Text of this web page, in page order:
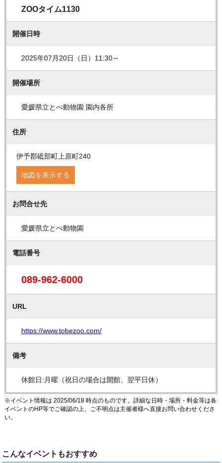
ZOOタイム1130
開催日時
2025年07月20日（日）11:30～
開催場所
愛媛県立とべ動物園 園内各所
住所
伊予郡砥部町上原町240
地図を表示する
お問合せ先
愛媛県立とべ動物園
電話番号
089-962-6000
URL
https://www.tobezoo.com/
備考
休館日:月曜（祝日の場合は開館、翌平日休）
※イベント情報は 2025/06/18 時点のものです。詳細な日時・場所・料金等は各
イベントのHP等でご確認の上、ご不明点は主催者様へ直接お問い合わせくださ
い。
こんなイベントもおすすめ